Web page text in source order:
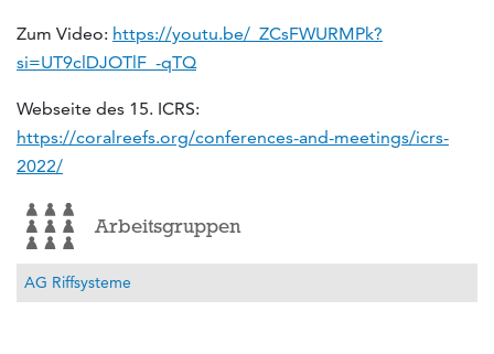
Zum Video: https://youtu.be/_ZCsFWURMPk?
si=UT9clDJOTlF_-qTQ
Webseite des 15. ICRS:
https://coralreefs.org/conferences-and-meetings/icrs-
2022/
Arbeitsgruppen
AG Riffsysteme